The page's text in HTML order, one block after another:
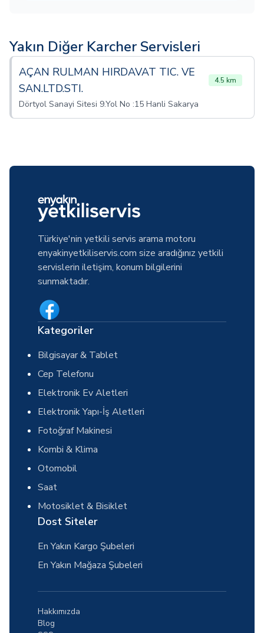
Yakın Diğer Karcher Servisleri
AÇAN RULMAN HIRDAVAT TIC. VE
SAN.LTD.STI.
4.5 km
Dörtyol Sanayi Sitesi 9.Yol No :15 Hanli Sakarya
Türkiye'nin yetkili servis arama motoru
enyakinyetkiliservis.com size aradığınız yetkili
servislerin iletişim, konum bilgilerini
sunmaktadır.
Kategoriler
Bilgisayar & Tablet
Cep Telefonu
Elektronik Ev Aletleri
Elektronik Yapı-İş Aletleri
Fotoğraf Makinesi
Kombi & Klima
Otomobil
Saat
Motosiklet & Bisiklet
Dost Siteler
En Yakın Kargo Şubeleri
En Yakın Mağaza Şubeleri
Hakkımızda
Blog